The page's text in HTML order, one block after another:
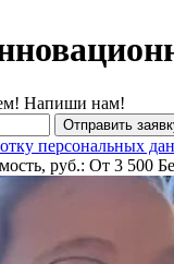
Напиши нам!
Отправить
персональных
руб.: От 3 500